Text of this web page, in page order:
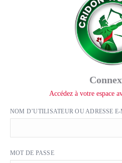
Accédez à votre espace
NOM D’UTILISATEUR OU ADRESSE
MOT DE PASSE